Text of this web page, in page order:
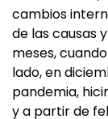
cambios
de las causas
meses,
lado, en
pandemia,
y a partir de